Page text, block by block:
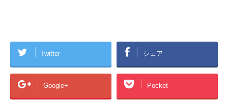
Twitter シェア
Google+ Pocket